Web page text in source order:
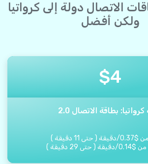
الاتصال دولة إلى كرواتيا
ولكن أفضل
$4
بطاقة الاتصال 2.0
$
0.37
/دقيقة ( حتى 11 دقيقة )
من $
0.14
/دقيقة ( حتى 29 دقيقة )